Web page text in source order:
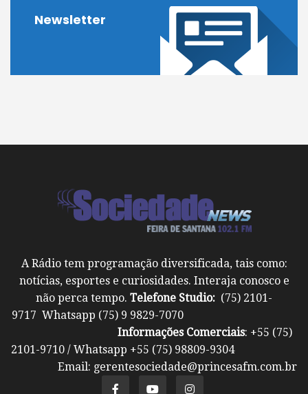
Newsletter
A Rádio tem programação diversificada, tais como:
notícias, esportes e curiosidades. Interaja conosco e
não perca tempo. Telefone Studio: (75) 2101-
9717 Whatsapp (75) 9 9829-7070
Informações Comerciais: +55 (75)
2101-9710 / Whatsapp +55 (75) 98809-9304
Email: gerentesociedade@princesafm.com.br